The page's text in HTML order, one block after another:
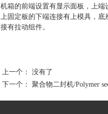
机箱的前端设置有显示面板，上
上固定板的下端连接有上模具，
接有拉动组件。
上一个： 没有了
下一个： 聚合物二封机/Polymer